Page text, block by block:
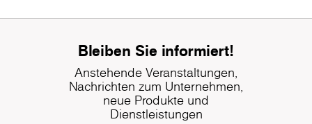
Bleiben Sie informiert!
Anstehende Veranstaltungen,
Nachrichten zum Unternehmen,
neue Produkte und
Dienstleistungen